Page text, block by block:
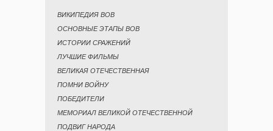
ВИКИПЕДИЯ ВОВ
ОСНОВНЫЕ ЭТАПЫ ВОВ
ИСТОРИИ СРАЖЕНИЙ
ЛУЧШИЕ ФИЛЬМЫ
ВЕЛИКАЯ ОТЕЧЕСТВЕННАЯ
ПОМНИ ВОЙНУ
ПОБЕДИТЕЛИ
МЕМОРИАЛ ВЕЛИКОЙ ОТЕЧЕСТВЕННОЙ
ПОДВИГ НАРОДА